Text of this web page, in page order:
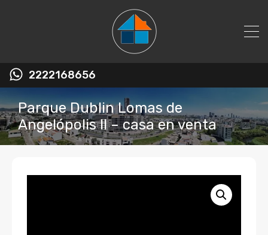
2222168656
Parque Dublin Lomas de
Angelópolis II – casa en venta